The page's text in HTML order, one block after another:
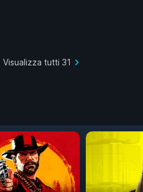
Visualizza tutti 31